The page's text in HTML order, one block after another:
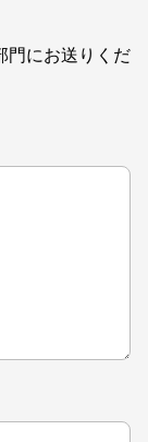
門にお送りくだ